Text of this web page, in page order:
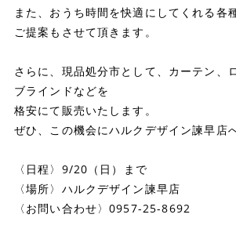
また、おうち時間を快適にしてくれる各
ご提案もさせて頂きます。
さらに、現品処分市として、カーテン、
ブラインドなどを
格安にて販売いたします。
ぜひ、この機会にハルクデザイン諫早店
〈日程〉9/20（日）まで
〈場所〉ハルクデザイン諫早店
〈お問い合わせ〉0957-25-8692